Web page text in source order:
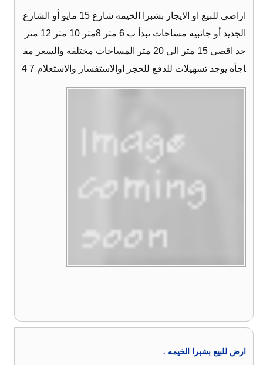
اراضى للبيع او الايجار بشبرا الخيمه شارع 15 مايو أو الشارع
الجديد أو جانبيه مساحات تبدأ ب 6 متر 8متر 10 متر 12 متر
حد اقصى 15 متر الى 20 متر المساحات مختلفه والسعر مف
اجأه يوجد تسهيلات للدفع للحجز اوالاستفسار والاستعلام 7 4
ارض للبيع بشبرا الخيمه .